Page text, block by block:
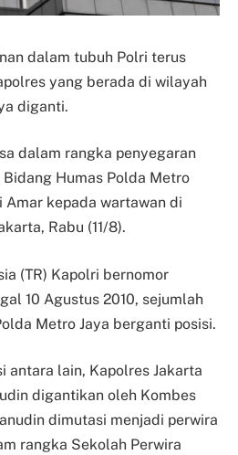
dalam tubuh Polri terus
yang berada di wilayah
diganti.
dalam rangka penyegaran
Humas Polda Metro
Amar kepada wartawan di
Rabu (11/8).
(TR) Kapolri bernomor
10 Agustus 2010, sejumlah
Metro Jaya berganti posisi.
antara lain, Kapolres Jakarta
digantikan oleh Kombes
dimutasi menjadi perwira
rangka Sekolah Perwira